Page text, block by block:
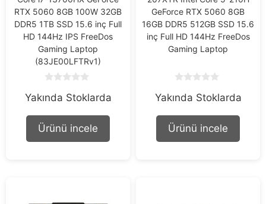
RTX 5060 8GB 100W 32GB
DDR5 1TB SSD 15.6 inç Full
HD 144Hz IPS FreeDos
Gaming Laptop
(83JE00LFTRv1)
o
t
f
Yakında Stoklarda
Ürünü incele
GeForce RTX 5060 8GB
16GB DDR5 512GB SSD 15.6
inç Full HD 144Hz FreeDos
Gaming Laptop
o
t
f
Yakında Stoklarda
Ürünü incele